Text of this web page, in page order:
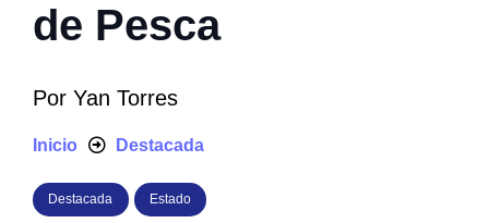
de Pesca
Por Yan Torres
Inicio Destacada
Destacada Estado